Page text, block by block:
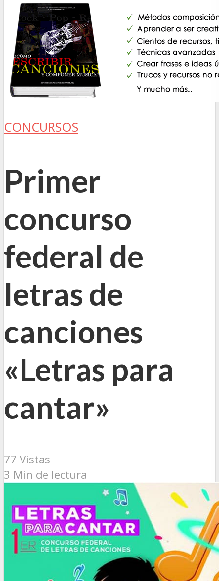
CONCURSOS
Primer
concurso
federal de
letras de
canciones
«Letras para
cantar»
77 Vistas
3 Min de lectura